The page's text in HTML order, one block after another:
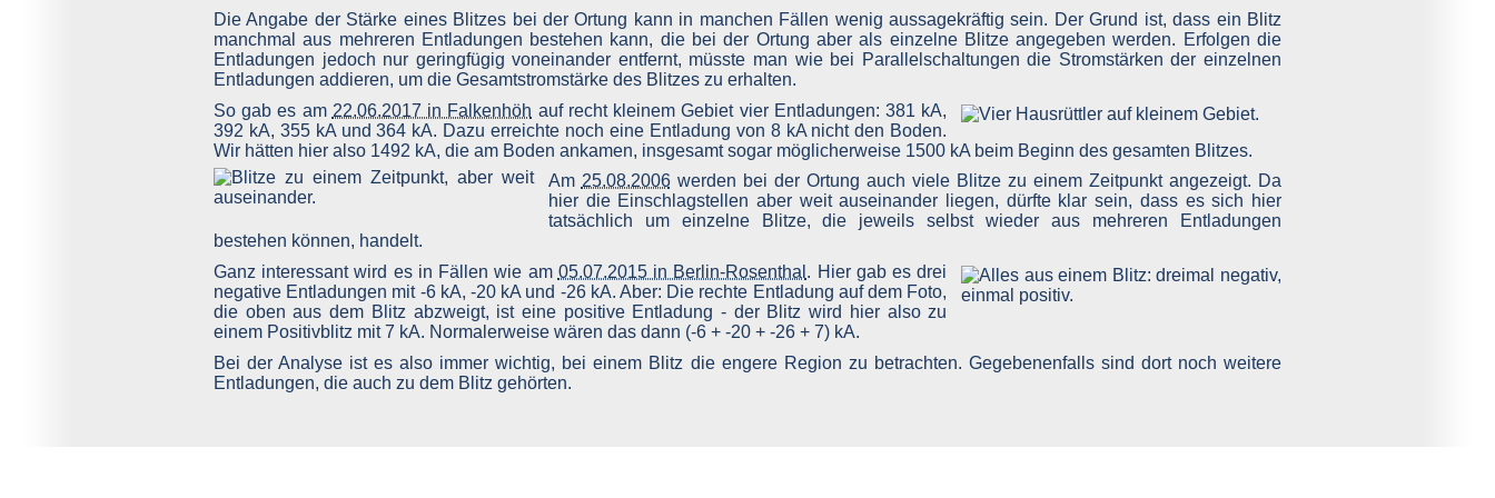
Tief Florence, 126,5 mm in zwei Stunden in Tegel
Die Angabe der Stärke eines Blitzes bei der Ortung kann in manchen Fällen wenig aussagekräftig sein. Der Grund ist, dass ein Blitz
manchmal aus mehreren Entladungen bestehen kann, die bei der Ortung aber als einzelne Blitze angegeben werden. Erfolgen die
Entladungen jedoch nur geringfügig voneinander entfernt, müsste man wie bei Parallelschaltungen die Stromstärken der einzelnen
Entladungen addieren, um die Gesamtstromstärke des Blitzes zu erhalten.
So gab es am 22.06.2017 in Falkenhöh auf recht kleinem Gebiet vier Entladungen: 381 kA,
392 kA, 355 kA und 364 kA. Dazu erreichte noch eine Entladung von 8 kA nicht den Boden.
Wir hätten hier also 1492 kA, die am Boden ankamen, insgesamt sogar möglicherweise 1500 kA beim Beginn des gesamten Blitzes.
Am 25.08.2006werden bei der Ortung auch viele Blitze zu einem Zeitpunkt angezeigt. Da
hier die Einschlagstellen aber weit auseinander liegen, dürfte klar sein, dass es sich hier
tatsächlich um einzelne Blitze, die jeweils selbst wieder aus mehreren Entladungen
bestehen können, handelt.
Ganz interessant wird es in Fällen wie am 05.07.2015 in Berlin-Rosenthal . Hier gab es drei
negative Entladungen mit -6 kA, -20 kA und -26 kA. Aber: Die rechte Entladung auf dem Foto,
die oben aus dem Blitz abzweigt, ist eine positive Entladung - der Blitz wird hier also zu
einem Positivblitz mit 7 kA. Normalerweise wären das dann (-6 + -20 + -26 + 7) kA.
Bei der Analyse ist es also immer wichtig, bei einem Blitz die engere Region zu betrachten. Gegebenenfalls sind dort noch weitere
Entladungen, die auch zu dem Blitz gehörten.